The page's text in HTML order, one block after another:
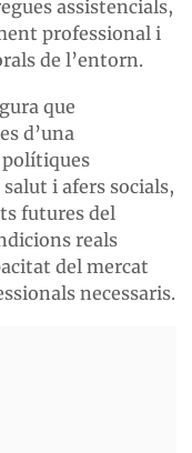
assistencials,
professional i
de l’entorn.
que
d’una
polítiques
i afers socials,
futures del
reals
del mercat
necessaris.